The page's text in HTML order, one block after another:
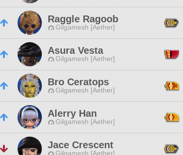
Raggle Ragoob
Gilgamesh [Aether]
Asura Vesta
Gilgamesh [Aether]
Bro Ceratops
Gilgamesh [Aether]
Alerry Han
Gilgamesh [Aether]
Jace Crescent
Gilgamesh [Aether]